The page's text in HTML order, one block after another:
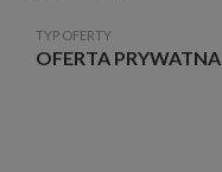
TYP OFERTY
OFERTA PRYWATNA